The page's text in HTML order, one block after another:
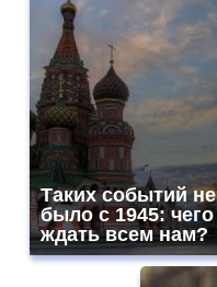
Таких событий не
было с 1945: чего
ждать всем нам?